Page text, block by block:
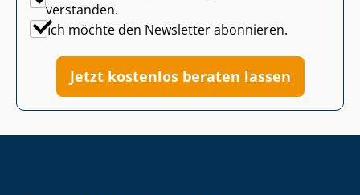
verstanden.
Ich möchte den Newsletter abonnieren.
Jetzt kostenlos beraten lassen